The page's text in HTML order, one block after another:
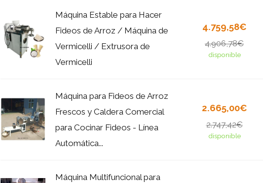
Máquina Estable para Hacer
Fideos de Arroz / Máquina de
Vermicelli / Extrusora de
Vermicelli
4.759,58€
4.906,78€
disponible
Máquina para Fideos de Arroz
Frescos y Caldera Comercial
para Cocinar Fideos - Línea
Automática...
2.665,00€
2.747,42€
disponible
Máquina Multifuncional para